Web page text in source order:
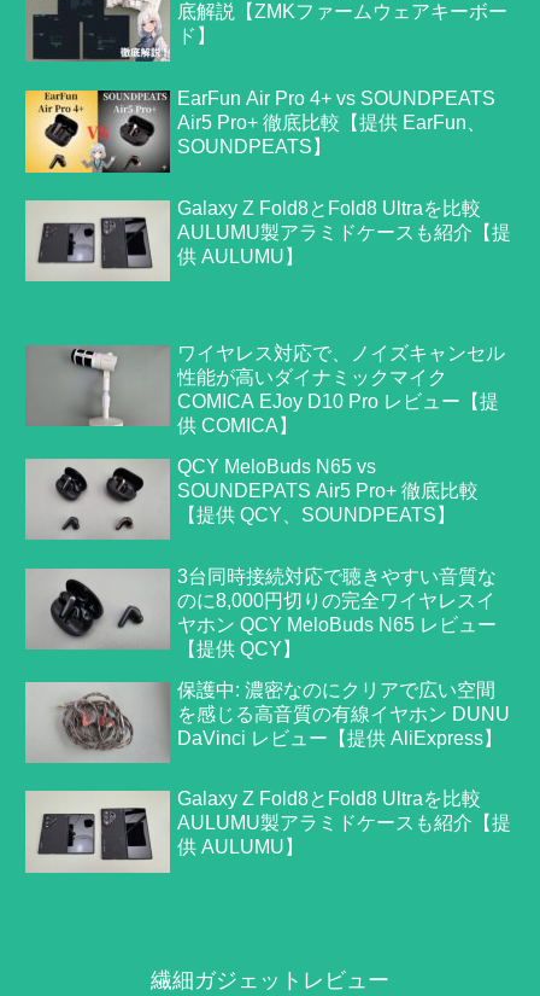
底解説【ZMKファームウェアキーボー
ド】
EarFun Air Pro 4+ vs SOUNDPEATS
Air5 Pro+ 徹底比較【提供 EarFun、
SOUNDPEATS】
Galaxy Z Fold8とFold8 Ultraを比較
AULUMU製アラミドケースも紹介【提
供 AULUMU】
ワイヤレス対応で、ノイズキャンセル
性能が高いダイナミックマイク
COMICA EJoy D10 Pro レビュー【提
供 COMICA】
QCY MeloBuds N65 vs
SOUNDEPATS Air5 Pro+ 徹底比較
【提供 QCY、SOUNDPEATS】
3台同時接続対応で聴きやすい音質な
のに8,000円切りの完全ワイヤレスイ
ヤホン QCY MeloBuds N65 レビュー
【提供 QCY】
保護中: 濃密なのにクリアで広い空間
を感じる高音質の有線イヤホン DUNU
DaVinci レビュー【提供 AliExpress】
Galaxy Z Fold8とFold8 Ultraを比較
AULUMU製アラミドケースも紹介【提
供 AULUMU】
繊細ガジェットレビュー